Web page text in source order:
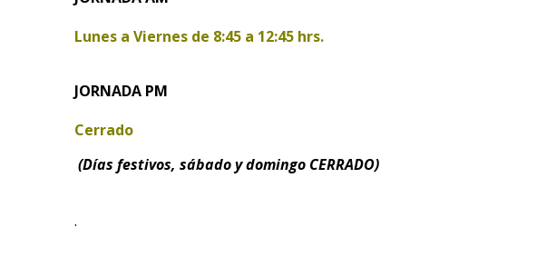
Lunes a Viernes de 8:45 a 12:45 hrs.
JORNADA PM
Cerrado
(Días festivos, sábado y domingo CERRADO)
.